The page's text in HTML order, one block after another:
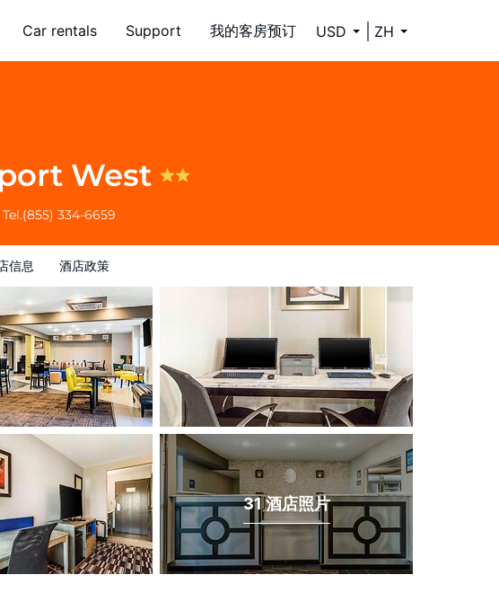
Car rentals Support 我的客房预订 USD ZH
West
Tel.(855) 334-6659
信息 酒店政策
31 酒店照片